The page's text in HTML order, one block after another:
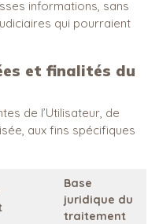
informations, sans
qui pourraient
et finalités du
de l’Utilisateur, de
aux fins spécifiques
Base
juridique du
traitement